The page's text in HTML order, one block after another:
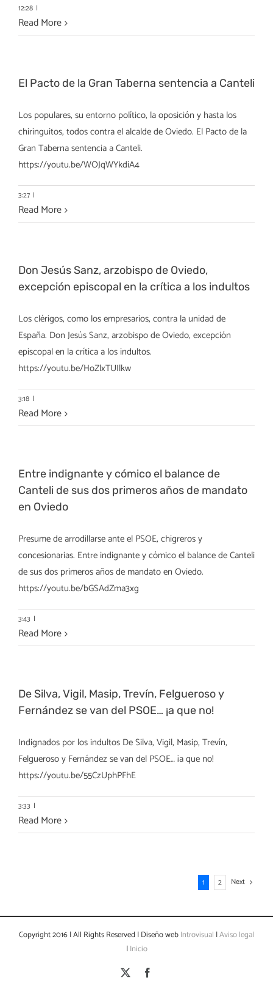
12:28 |
Read More
El Pacto de la Gran Taberna sentencia a Canteli
Los populares, su entorno político, la oposición y hasta los
chiringuitos, todos contra el alcalde de Oviedo. El Pacto de la
Gran Taberna sentencia a Canteli.
https://youtu.be/WOJqWYkdiA4
3:27 |
Read More
Don Jesús Sanz, arzobispo de Oviedo,
excepción episcopal en la crítica a los indultos
Los clérigos, como los empresarios, contra la unidad de
España. Don Jesús Sanz, arzobispo de Oviedo, excepción
episcopal en la crítica a los indultos.
https://youtu.be/HoZlxTUIlkw
3:18 |
Read More
Entre indignante y cómico el balance de
Canteli de sus dos primeros años de mandato
en Oviedo
Presume de arrodillarse ante el PSOE, chigreros y
concesionarias. Entre indignante y cómico el balance de Canteli
de sus dos primeros años de mandato en Oviedo.
https://youtu.be/bGSAdZma3xg
3:43 |
Read More
De Silva, Vigil, Masip, Trevín, Felgueroso y
Fernández se van del PSOE… ¡a que no!
Indignados por los indultos De Silva, Vigil, Masip, Trevín,
Felgueroso y Fernández se van del PSOE… ¡a que no!
https://youtu.be/55CzUphPFhE
3:33 |
Read More
1 2 Next
Copyright 2016 | All Rights Reserved | Diseño webIntrovisual |Aviso legal
|Inicio